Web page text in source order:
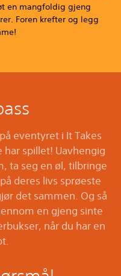
en mangfoldig gjeng
Foren krefter og legg
eventyret i It Takes
har spillet! Uavhengig
ta seg en øl, tilbringe
deres livs sprøeste
det sammen. Og så
en gjeng sinte
når du har en